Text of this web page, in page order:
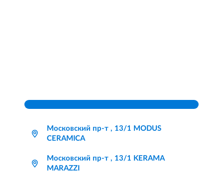
Московский пр-т , 13/1 MODUS
CERAMICA
Московский пр-т , 13/1 KERAMA
MARAZZI